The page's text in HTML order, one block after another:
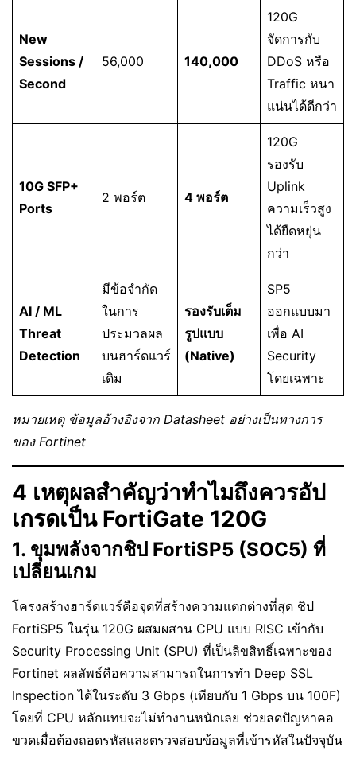
New
Sessions /
Second
56,000 140,000
120G
จัดการกับ
DDoS หรือ
Traffic หนา
แน่นได้ดีกว่า
10G SFP+
Ports
2 พอร์ต 4 พอร์ต
120G
รองรับ
Uplink
ความเร็วสูง
ได้ยืดหยุ่น
กว่า
AI / ML
Threat
Detection
มีข้อจำกัด
ในการ
ประมวลผล
บนฮาร์ดแวร์
เดิม
รองรับเต็ม
รูปแบบ
(Native)
SP5
ออกแบบมา
เพื่อ AI
Security
โดยเฉพาะ
หมายเหตุ ข้อมูลอ้างอิงจาก Datasheet อย่างเป็นทางการ
ของ Fortinet
4 เหตุผลสำคัญว่าทำไมถึงควรอัป
เกรดเป็น FortiGate 120G
1. ขุมพลังจากชิป FortiSP5 (SOC5) ที่
เปลี่ยนเกม
โครงสร้างฮาร์ดแวร์คือจุดที่สร้างความแตกต่างที่สุด ชิป
FortiSP5 ในรุ่น 120G ผสมผสาน CPU แบบ RISC เข้ากับ
Security Processing Unit (SPU) ที่เป็นลิขสิทธิ์เฉพาะของ
Fortinet ผลลัพธ์คือความสามารถในการทำ Deep SSL
Inspection ได้ในระดับ 3 Gbps (เทียบกับ 1 Gbps บน 100F)
โดยที่ CPU หลักแทบจะไม่ทำงานหนักเลย ช่วยลดปัญหาคอ
ขวดเมื่อต้องถอดรหัสและตรวจสอบข้อมูลที่เข้ารหัสในปัจจุบัน